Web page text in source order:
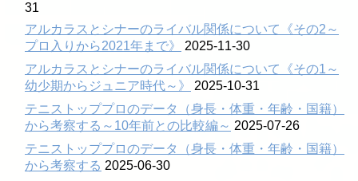
31
アルカラスとシナーのライバル関係について《その2～
プロ入りから2021年まで》
2025-11-30
アルカラスとシナーのライバル関係について《その1～
幼少期からジュニア時代～》
2025-10-31
テニストッププロのデータ（身長・体重・年齢・国籍）
から考察する～10年前との比較編～ 2025-07-26
テニストッププロのデータ（身長・体重・年齢・国籍）
から考察する 2025-06-30